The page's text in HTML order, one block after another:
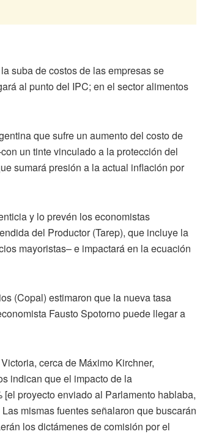
suba de costos de las empresas se
al punto del IPC; en el sector alimentos
que sufre un aumento del costo de
un tinte vinculado a la protección del
sumará presión a la actual inflación por
y lo prevén los economistas
del Productor (Tarep), que incluye la
mayoristas– e impactará en la ecuación
(Copal) estimaron que la nueva tasa
Fausto Spotorno puede llegar a
cerca de Máximo Kirchner,
indican que el impacto de la
proyecto enviado al Parlamento hablaba,
mismas fuentes señalaron que buscarán
los dictámenes de comisión por el